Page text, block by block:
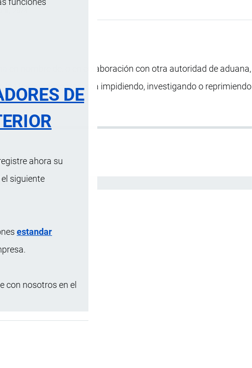
DE
ahora su
siguiente
estandar
con nosotros en el
en nombre de, o en colaboración con otra autoridad de aduana,
leyes aduaneras, sea impidiendo, investigando o reprimiendo